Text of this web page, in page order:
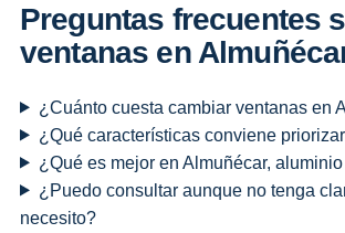
Preguntas frecuentes
ventanas en
¿Cuánto cuesta cambiar ventanas en
¿Qué características conviene
¿Qué es mejor en Almuñécar,
¿Puedo consultar aunque no tenga
necesito?